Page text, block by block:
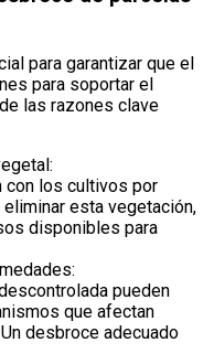
para garantizar que el
para soportar el
las razones clave
con los cultivos por
esta vegetación,
disponibles para
pueden
que afectan
desbroce adecuado